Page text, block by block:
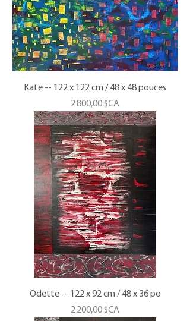
Kate -- 122 x 122 cm / 48 x 48 pouces
Prix
2 800,00 $CA
Odette -- 122 x 92 cm / 48 x 36 po
Prix
2 200,00 $CA